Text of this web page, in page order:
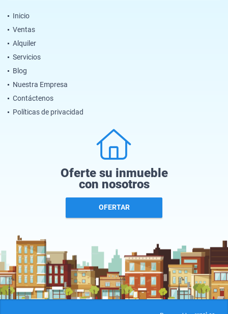
Inicio
Ventas
Alquiler
Servicios
Blog
Nuestra Empresa
Contáctenos
Políticas de privacidad
Oferte su inmueble
con nosotros
OFERTAR